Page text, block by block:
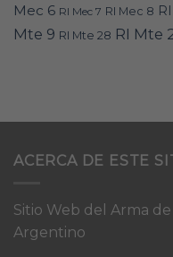
Mec 6 RI Mec 7 RI Mec 8
Mte 9 RI Mte 28 RI Mte
ACERCA DE ESTE
Sitio Web del Arma
Argentino